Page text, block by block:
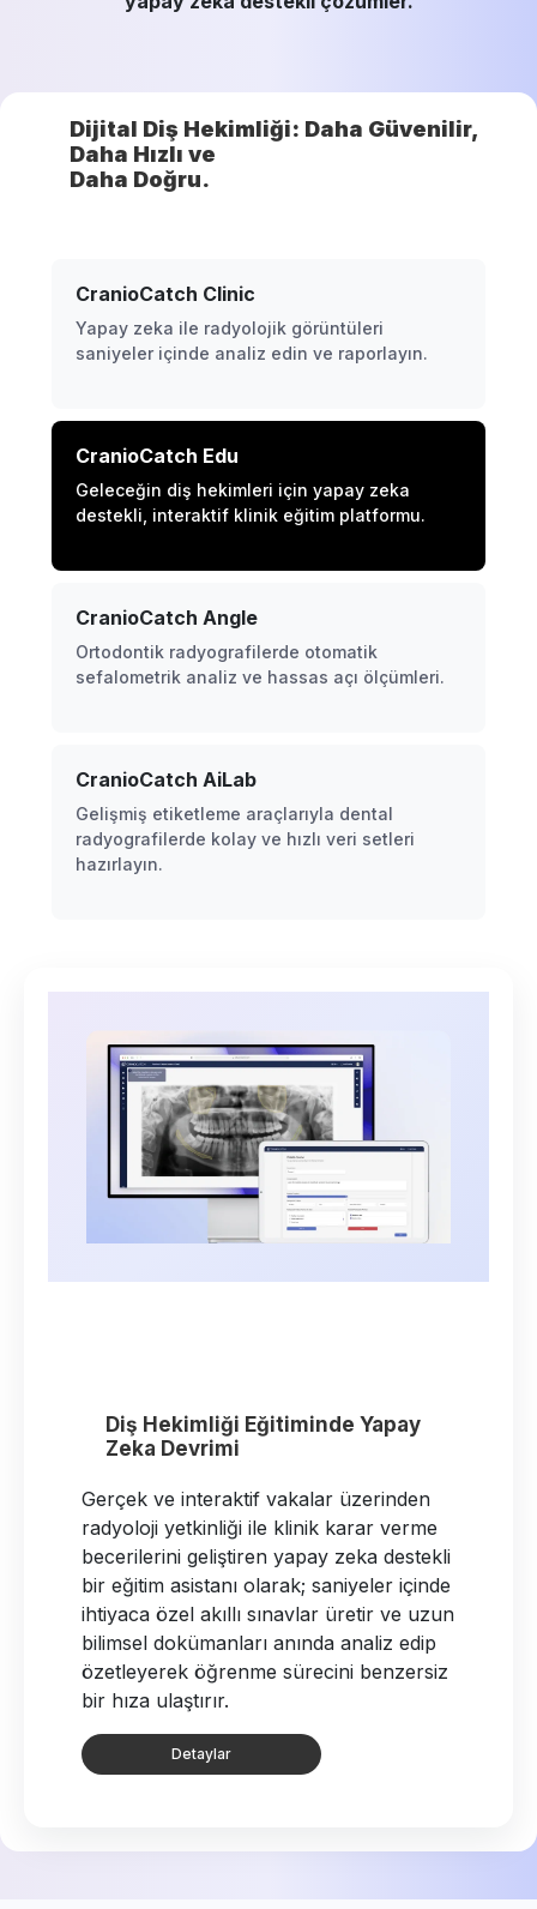
Dijital Diş Hekimliği: Daha Güvenilir,
Daha Hızlı ve
Daha Doğru.
CranioCatch Clinic
Yapay zeka ile radyolojik görüntüleri
saniyeler içinde analiz edin ve raporlayın.
CranioCatch Edu
Geleceğin diş hekimleri için yapay zeka
destekli, interaktif klinik eğitim platformu.
CranioCatch Angle
Ortodontik radyografilerde otomatik
sefalometrik analiz ve hassas açı ölçümleri.
CranioCatch AiLab
Gelişmiş etiketleme araçlarıyla dental
radyografilerde kolay ve hızlı veri setleri
hazırlayın.
Ortodontide Kusursuz Açı: Yapay
Geleneksel çizim yöntemlerini geride
bırakarak sefalometrik ölçümleri ve
detaylı yumuşak doku yüz analizlerini
yapay zekayla saniyeler içinde milimetrik
hassasiyetle tamamlar; tüm teşhis, tedavi
ve takip sürecinizi tek bir akıllı panelde
birleştirir.
Detaylar